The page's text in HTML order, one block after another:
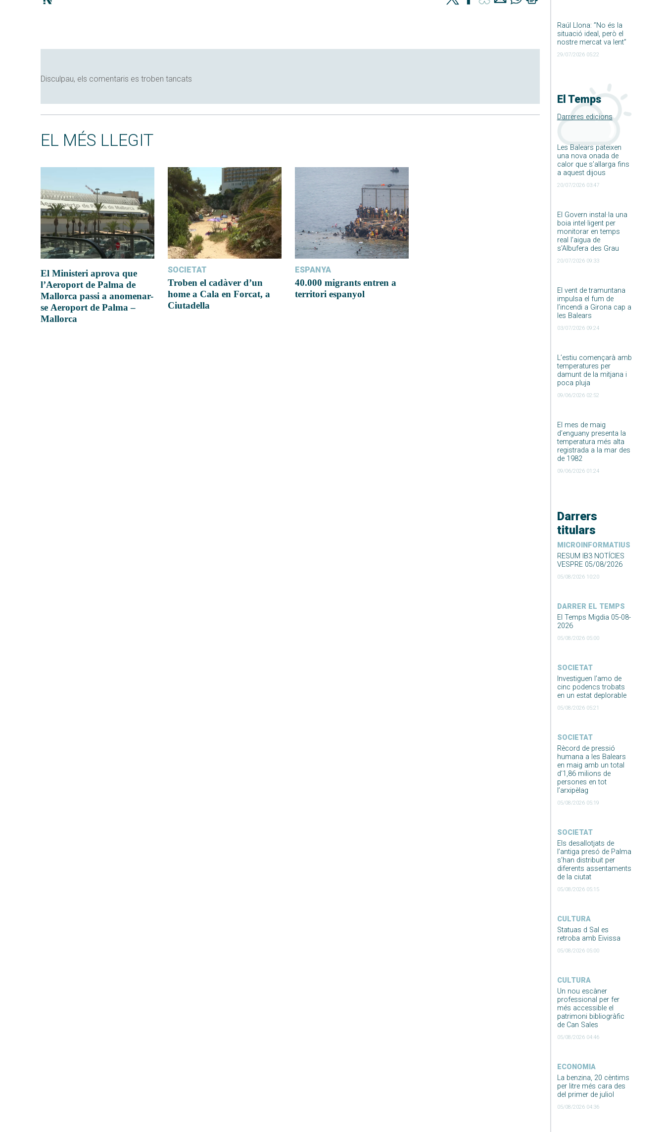
Raúl Llona: ”No és la
situació ideal, però el
nostre mercat va lent”
29/07/2026 05:22
El Temps
Darreres edicions
Les Balears pateixen
una nova onada de
calor que s’allarga fins
a aquest dijous
20/07/2026 03:47
El Govern instal·la una
boia intel·ligent per
monitorar en temps
real l’aigua de
s’Albufera des Grau
20/07/2026 09:33
El vent de tramuntana
impulsa el fum de
l’incendi a Girona cap a
les Balears
03/07/2026 09:24
L’estiu començarà amb
temperatures per
damunt de la mitjana i
poca pluja
09/06/2026 02:52
El mes de maig
d’enguany presenta la
temperatura més alta
registrada a la mar des
de 1982
09/06/2026 01:24
Darrers
titulars
MICROINFORMATIUS
RESUM IB3 NOTÍCIES
VESPRE 05/08/2026
05/08/2026 10:20
DARRER EL TEMPS
El Temps Migdia 05-08-
2026
05/08/2026 05:00
SOCIETAT
Investiguen l’amo de
cinc podencs trobats
en un estat deplorable
05/08/2026 05:21
SOCIETAT
Rècord de pressió
humana a les Balears
en maig amb un total
d’1,86 milions de
persones en tot
l’arxipèlag
05/08/2026 05:19
SOCIETAT
Els desallotjats de
l’antiga presó de Palma
s’han distribuit per
diferents assentaments
de la ciutat
05/08/2026 05:15
CULTURA
Statuas d Sal es
retroba amb Eivissa
05/08/2026 05:00
CULTURA
Un nou escàner
professional per fer
més accessible el
patrimoni bibliogràfic
de Can Sales
05/08/2026 04:46
ECONOMIA
La benzina, 20 cèntims
per litre més cara des
del primer de juliol
05/08/2026 04:36
Disculpau, els comentaris es troben tancats
EL MÉS LLEGIT
El Ministeri aprova que
l’Aeroport de Palma de
Mallorca passi a anomenar-
se Aeroport de Palma –
Mallorca
SOCIETAT
Troben el cadàver d’un
home a Cala en Forcat, a
Ciutadella
ESPANYA
40.000 migrants entren a
territori espanyol